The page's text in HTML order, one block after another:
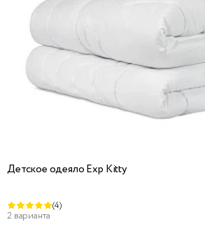
Детское одеяло Exp Kitty
(4)
2 варианта